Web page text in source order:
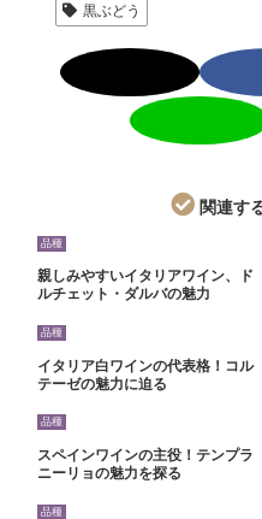
黒ぶどう
関連す
品種
親しみやすいイタリアワイン、ド
ルチェット・ダルバの魅力
品種
イタリア白ワインの代表格！コル
テーゼの魅力に迫る
品種
スペインワインの主役！テンプラ
ニーリョの魅力を探る
品種